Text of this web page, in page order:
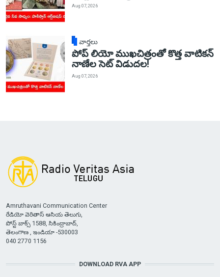
Aug 07, 2026
వార్తలు
పోప్ లియో ముఖచిత్రంతో కొత్త వాటికన్
నాణేల సెట్ విడుదల!
Aug 07, 2026
Amruthavani Communication Center
రేడియో వెరితాస్ ఆసియ తెలుగు,
పోస్ట్ బాక్స్ 1588, సికింద్రాబాద్,
తెలంగాణ , ఇండియా -530003
040 2770 1156
DOWNLOAD RVA APP